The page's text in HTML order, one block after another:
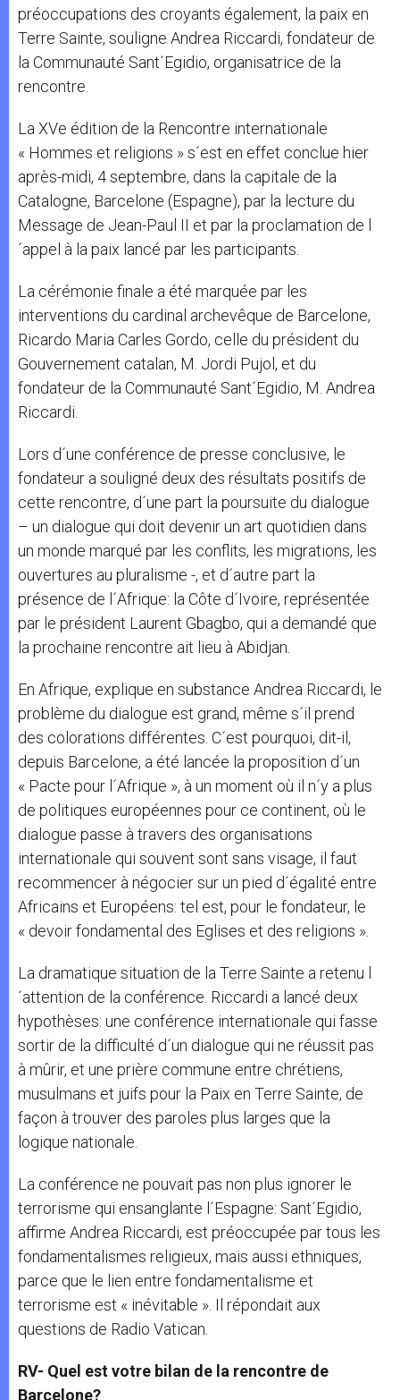
préoccupations des croyants également, la paix en
Terre Sainte, souligne Andrea Riccardi, fondateur de
la Communauté Sant´Egidio, organisatrice de la
rencontre.
La XVe édition de la Rencontre internationale
« Hommes et religions » s´est en effet conclue hier
après-midi, 4 septembre, dans la capitale de la
Catalogne, Barcelone (Espagne), par la lecture du
Message de Jean-Paul II et par la proclamation de l
´appel à la paix lancé par les participants.
La cérémonie finale a été marquée par les
interventions du cardinal archevêque de Barcelone,
Ricardo Maria Carles Gordo, celle du président du
Gouvernement catalan, M. Jordi Pujol, et du
fondateur de la Communauté Sant´Egidio, M. Andrea
Riccardi.
Lors d´une conférence de presse conclusive, le
fondateur a souligné deux des résultats positifs de
cette rencontre, d´une part la poursuite du dialogue
– un dialogue qui doit devenir un art quotidien dans
un monde marqué par les conflits, les migrations, les
ouvertures au pluralisme -, et d´autre part la
présence de l´Afrique: la Côte d´Ivoire, représentée
par le président Laurent Gbagbo, qui a demandé que
la prochaine rencontre ait lieu à Abidjan.
En Afrique, explique en substance Andrea Riccardi, le
problème du dialogue est grand, même s´il prend
des colorations différentes. C´est pourquoi, dit-il,
depuis Barcelone, a été lancée la proposition d´un
« Pacte pour l´Afrique », à un moment où il n´y a plus
de politiques européennes pour ce continent, où le
dialogue passe à travers des organisations
internationale qui souvent sont sans visage, il faut
recommencer à négocier sur un pied d´égalité entre
Africains et Européens: tel est, pour le fondateur, le
« devoir fondamental des Eglises et des religions ».
La dramatique situation de la Terre Sainte a retenu l
´attention de la conférence. Riccardi a lancé deux
hypothèses: une conférence internationale qui fasse
sortir de la difficulté d´un dialogue qui ne réussit pas
à mûrir, et une prière commune entre chrétiens,
musulmans et juifs pour la Paix en Terre Sainte, de
façon à trouver des paroles plus larges que la
logique nationale.
La conférence ne pouvait pas non plus ignorer le
terrorisme qui ensanglante l´Espagne: Sant´Egidio,
affirme Andrea Riccardi, est préoccupée par tous les
fondamentalismes religieux, mais aussi ethniques,
parce que le lien entre fondamentalisme et
terrorisme est « inévitable ». Il répondait aux
questions de Radio Vatican.
RV- Quel est votre bilan de la rencontre de
Barcelone?